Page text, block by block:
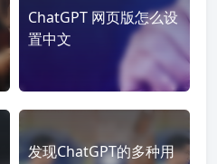
ChatGPT 网页版怎么设
置中文
发现ChatGPT的多种用